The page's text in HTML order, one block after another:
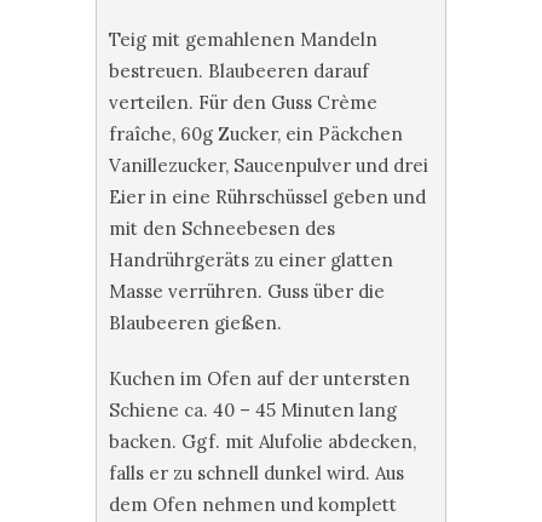
Teig mit gemahlenen Mandeln
bestreuen. Blaubeeren darauf
verteilen. Für den Guss Crème
fraîche, 60g Zucker, ein Päckchen
Vanillezucker, Saucenpulver und drei
Eier in eine Rührschüssel geben und
mit den Schneebesen des
Handrührgeräts zu einer glatten
Masse verrühren. Guss über die
Blaubeeren gießen.
Kuchen im Ofen auf der untersten
Schiene ca. 40 – 45 Minuten lang
backen. Ggf. mit Alufolie abdecken,
falls er zu schnell dunkel wird. Aus
dem Ofen nehmen und komplett